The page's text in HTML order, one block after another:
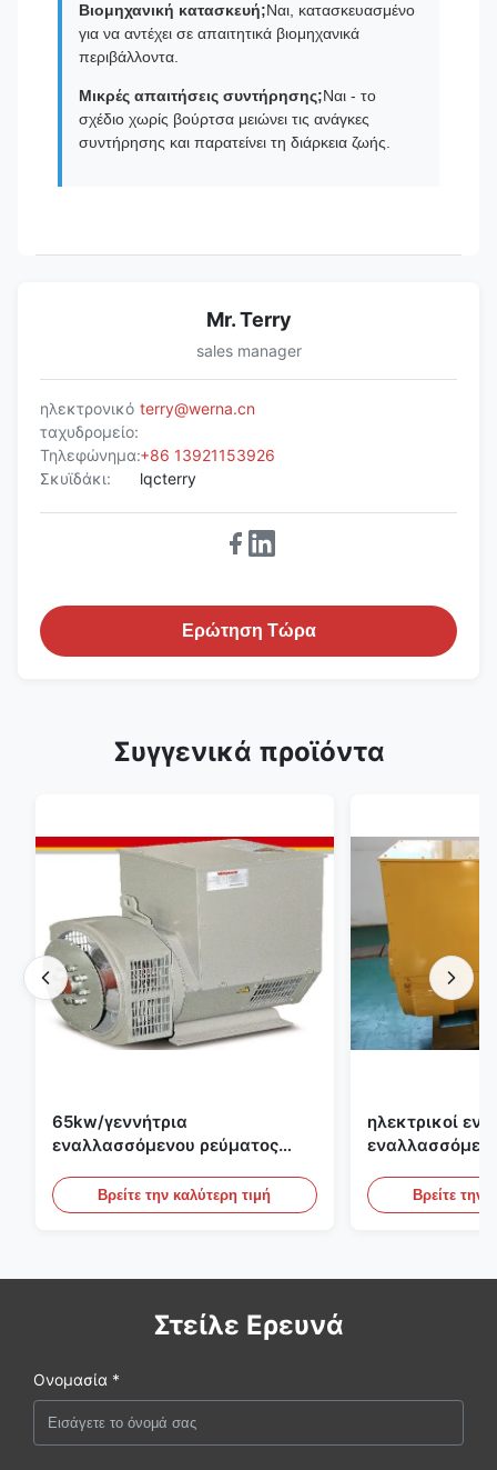
Βιομηχανική κατασκευή;Ναι, κατασκευασμένο
για να αντέχει σε απαιτητικά βιομηχανικά
περιβάλλοντα.
Μικρές απαιτήσεις συντήρησης;Ναι - το
σχέδιο χωρίς βούρτσα μειώνει τις ανάγκες
συντήρησης και παρατείνει τη διάρκεια ζωής.
Mr. Terry
sales manager
ηλεκτρονικό
ταχυδρομείο:
terry@werna.cn
Τηλεφώνημα:+86 13921153926
Σκυϊδάκι:
lqcterry
Ερώτηση Τώρα
Συγγενικά προϊόντα
65kw/γεννήτρια
εναλλασσόμενου ρεύματος
για το σύνολο γεννητριών της
Βρείτε την καλύτερη τιμή
ηλεκτρικοί
σύνολο
Cummins
Βρείτε την
Στείλε Ερευνά
Ονομασία *